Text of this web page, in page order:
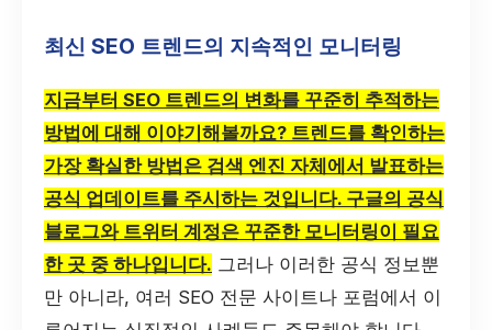
최신 SEO 트렌드의 지속적인 모니터링
지금부터 SEO 트렌드의 변화를 꾸준히 추적하는
방법에 대해 이야기해볼까요? 트렌드를 확인하는
가장 확실한 방법은 검색 엔진 자체에서 발표하는
공식 업데이트를 주시하는 것입니다. 구글의 공식
블로그와 트위터 계정은 꾸준한 모니터링이 필요
한 곳 중 하나입니다. 그러나 이러한 공식 정보뿐
만 아니라, 여러 SEO 전문 사이트나 포럼에서 이